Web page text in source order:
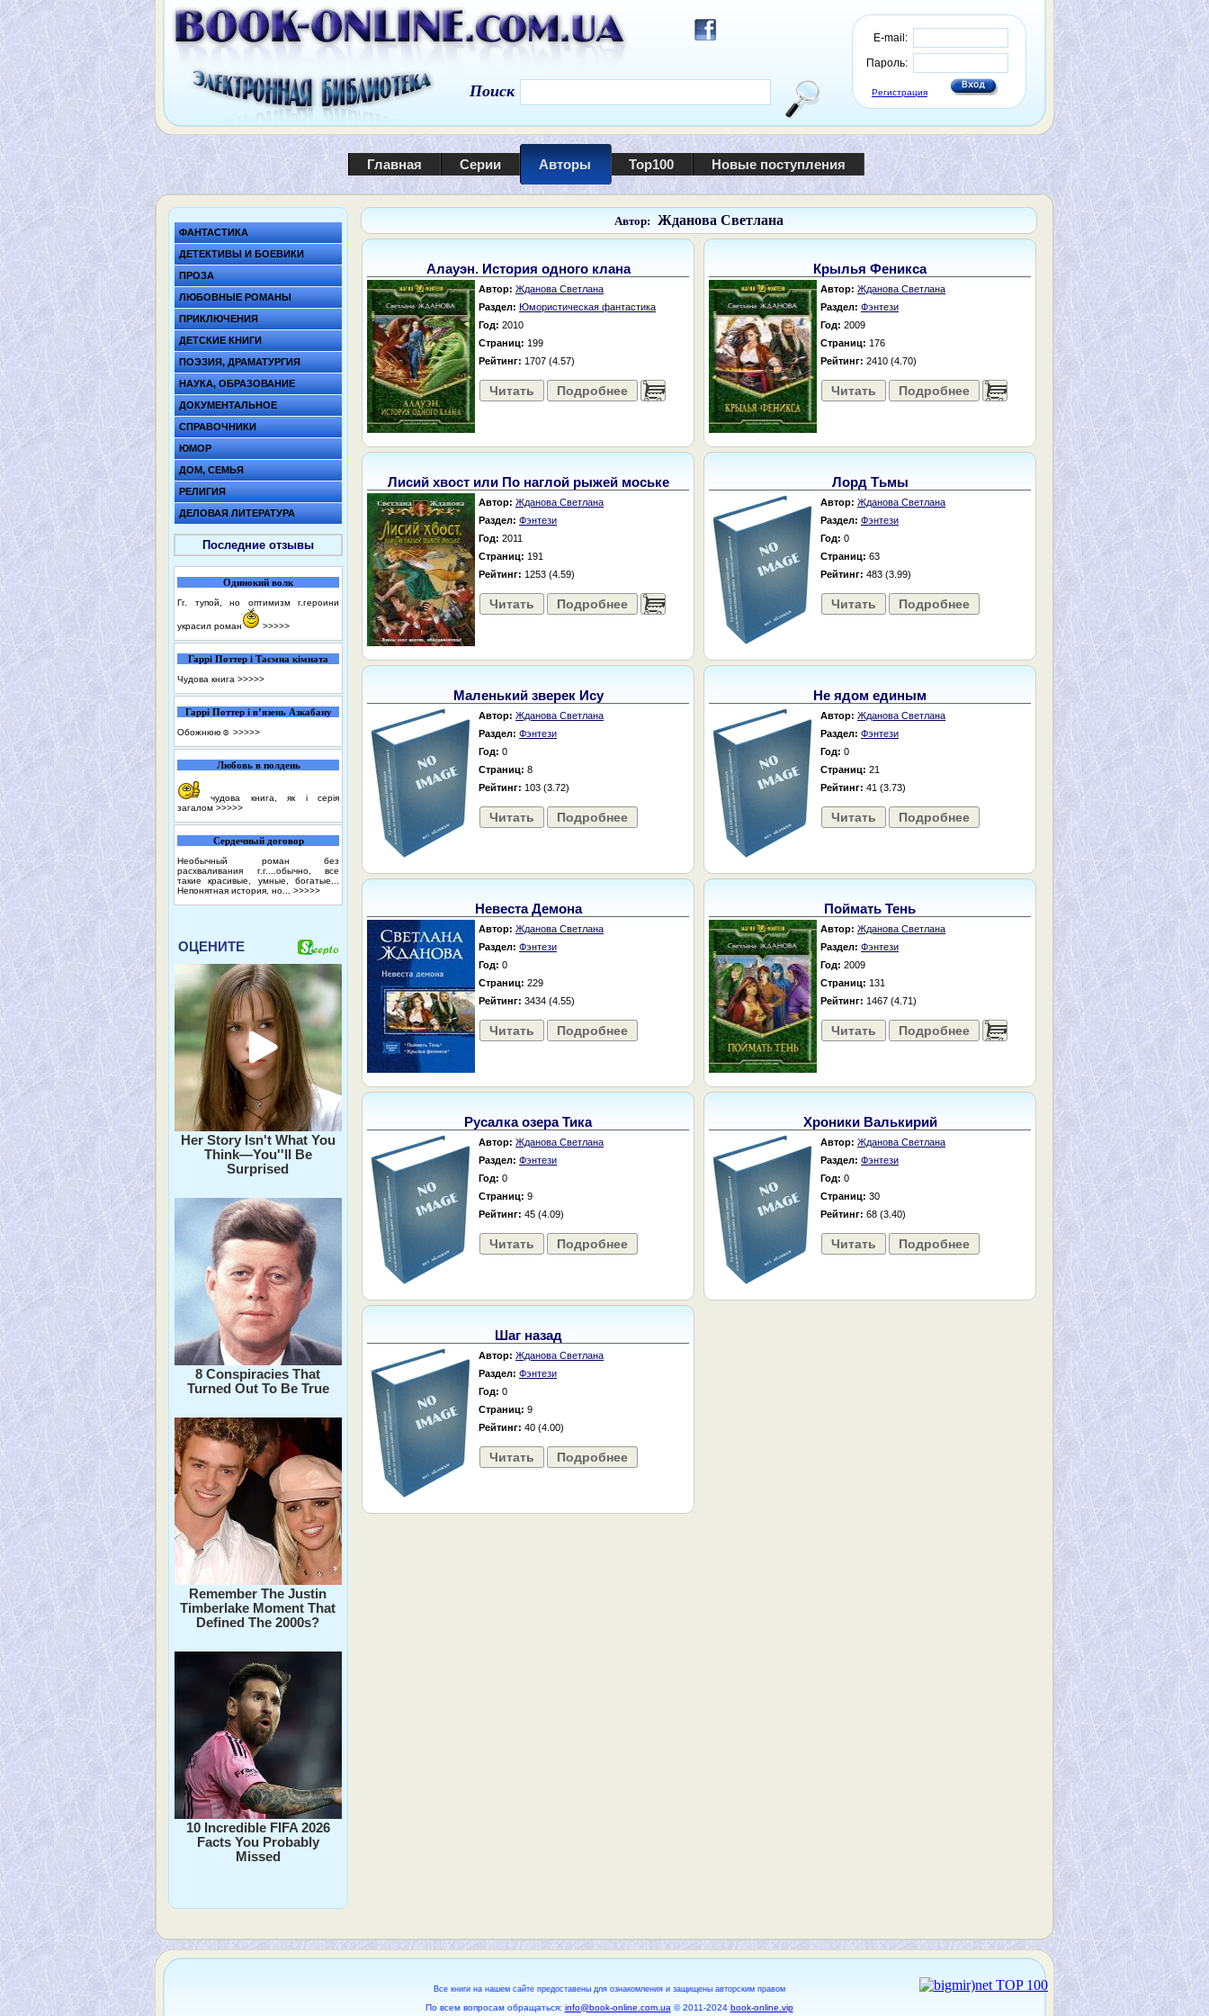
E-mail:
Пароль:
Регистрация
Поиск
Главная Серии Авторы Top100 Новые поступления
ФАНТАСТИКА
ДЕТЕКТИВЫ И БОЕВИКИ
ПРОЗА
ЛЮБОВНЫЕ РОМАНЫ
ПРИКЛЮЧЕНИЯ
ДЕТСКИЕ КНИГИ
ПОЭЗИЯ, ДРАМАТУРГИЯ
НАУКА, ОБРАЗОВАНИЕ
ДОКУМЕНТАЛЬНОЕ
СПРАВОЧНИКИ
ЮМОР
ДОМ, СЕМЬЯ
РЕЛИГИЯ
ДЕЛОВАЯ ЛИТЕРАТУРА
Последние отзывы
Одинокий волк
Гг. тупой, но оптимизм г.героини
украсил роман >>>>>
Гаррі Поттер і Таємна кімната
Чудова книга >>>>>
Гаррі Поттер і в’язень Азкабану
Обожнюю☺️ >>>>>
Любовь в полдень
чудова книга, як і серія
загалом >>>>>
Сердечный договор
Необычный роман без
расхваливания г.г....обычно, все
такие красивые, умные, богатые...
Непонятная история, но... >>>>>
ОЦЕНИТЕ
Her Story Isn't What You
Think—You''ll Be
Surprised
8 Conspiracies That
Turned Out To Be True
Remember The Justin
Timberlake Moment That
Defined The 2000s?
10 Incredible FIFA 2026
Facts You Probably
Missed
Автор: Жданова Светлана
Алауэн. История одного клана
Автор: Жданова Светлана
Раздел: Юмористическая фантастика
Год: 2010
Страниц: 199
Рейтинг: 1707 (4.57)
Читать Подробнее ......
Крылья Феникса
Автор: Жданова Светлана
Раздел: Фэнтези
Год: 2009
Страниц: 176
Рейтинг: 2410 (4.70)
Читать Подробнее ......
Лисий хвост или По наглой рыжей моське
Автор: Жданова Светлана
Раздел: Фэнтези
Год: 2011
Страниц: 191
Рейтинг: 1253 (4.59)
Читать Подробнее ......
Лорд Тьмы
Автор: Жданова Светлана
Раздел: Фэнтези
Год: 0
Страниц: 63
Рейтинг: 483 (3.99)
Читать Подробнее
Маленький зверек Ису
Автор: Жданова Светлана
Раздел: Фэнтези
Год: 0
Страниц: 8
Рейтинг: 103 (3.72)
Читать Подробнее
Не ядом единым
Автор: Жданова Светлана
Раздел: Фэнтези
Год: 0
Страниц: 21
Рейтинг: 41 (3.73)
Читать Подробнее
Невеста Демона
Автор: Жданова Светлана
Раздел: Фэнтези
Год: 0
Страниц: 229
Рейтинг: 3434 (4.55)
Читать Подробнее
Поймать Тень
Автор: Жданова Светлана
Раздел: Фэнтези
Год: 2009
Страниц: 131
Рейтинг: 1467 (4.71)
Читать Подробнее ......
Русалка озера Тика
Автор: Жданова Светлана
Раздел: Фэнтези
Год: 0
Страниц: 9
Рейтинг: 45 (4.09)
Читать Подробнее
Хроники Валькирий
Автор: Жданова Светлана
Раздел: Фэнтези
Год: 0
Страниц: 30
Рейтинг: 68 (3.40)
Читать Подробнее
Шаг назад
Автор: Жданова Светлана
Раздел: Фэнтези
Год: 0
Страниц: 9
Рейтинг: 40 (4.00)
Читать Подробнее
Все книги на нашем сайте предоставены для ознакомления и защищены авторским правом
По всем вопросам обращаться: info@book-online.com.ua © 2011-2024 book-online.vip